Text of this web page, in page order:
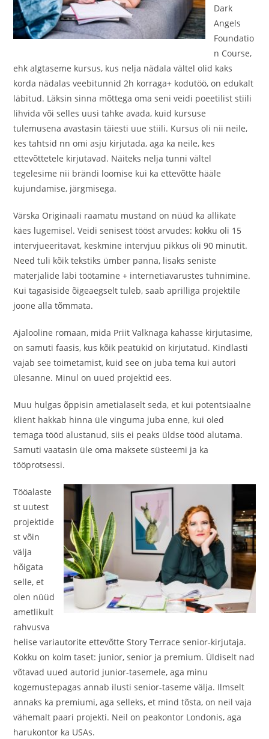
Dark
Angels
Foundatio
n Course,
ehk algtaseme kursus, kus nelja nädala vältel olid kaks
korda nädalas veebitunnid 2h korraga+ kodutöö, on edukalt
läbitud. Läksin sinna mõttega oma seni veidi poeetilist stiili
lihvida või selles uusi tahke avada, kuid kursuse
tulemusena avastasin täiesti uue stiili. Kursus oli nii neile,
kes tahtsid nn omi asju kirjutada, aga ka neile, kes
ettevõttetele kirjutavad. Näiteks nelja tunni vältel
tegelesime nii brändi loomise kui ka ettevõtte hääle
kujundamise, järgmisega.
Värska Originaali raamatu mustand on nüüd ka allikate
käes lugemisel. Veidi senisest tööst arvudes: kokku oli 15
intervjueeritavat, keskmine intervjuu pikkus oli 90 minutit.
Need tuli kõik tekstiks ümber panna, lisaks seniste
materjalide läbi töötamine + internetiavarustes tuhnimine.
Kui tagasiside õigeaegselt tuleb, saab aprilliga projektile
joone alla tõmmata.
Ajalooline romaan, mida Priit Valknaga kahasse kirjutasime,
on samuti faasis, kus kõik peatükid on kirjutatud. Kindlasti
vajab see toimetamist, kuid see on juba tema kui autori
ülesanne. Minul on uued projektid ees.
Muu hulgas õppisin ametialaselt seda, et kui potentsiaalne
klient hakkab hinna üle vinguma juba enne, kui oled
temaga tööd alustanud, siis ei peaks üldse tööd alutama.
Samuti vaatasin üle oma maksete süsteemi ja ka
tööprotsessi.
Tööalaste
st uutest
projektide
st võin
välja
hõigata
selle, et
olen nüüd
ametlikult
rahvusva
helise variautorite ettevõtte Story Terrace senior-kirjutaja.
Kokku on kolm taset: junior, senior ja premium. Üldiselt nad
võtavad uued autorid junior-tasemele, aga minu
kogemustepagas annab ilusti senior-taseme välja. Ilmselt
annaks ka premiumi, aga selleks, et mind tõsta, on neil vaja
vähemalt paari projekti. Neil on peakontor Londonis, aga
harukontor ka USAs.